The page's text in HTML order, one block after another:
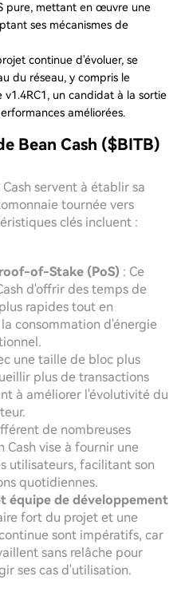
pure, mettant en œuvre une
ses mécanismes de
continue d'évoluer, se
du réseau, y compris le
un candidat à la sortie
améliorées.
Bean Cash ($BITB)
servent à établir sa
tournée vers
clés incluent :
of-Stake (PoS) : Ce
d'offrir des temps de
rapides tout en
consommation d'énergie
une taille de bloc plus
plus de transactions
à améliorer l'évolutivité du
de nombreuses
Cash vise à fournir une
utilisateurs, facilitant son
quotidiennes.
équipe de développement
fort du projet et une
sont impératifs, car
sans relâche pour
ses cas d'utilisation.